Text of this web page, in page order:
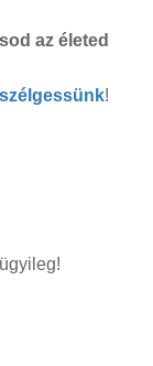
az életed
!